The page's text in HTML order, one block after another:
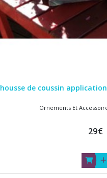
housse de coussin
Ornements Et
29€